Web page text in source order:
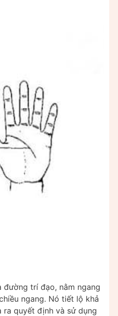
trí đạo, nằm ngang
ngang. Nó tiết lộ khả
ra quyết định và sử dụng